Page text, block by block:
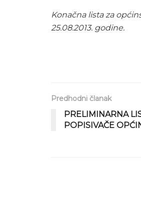
Konačna lista za
25.08.2013. godine.
Predhodni članak
PRELIMINARNA
POPISIVAČE